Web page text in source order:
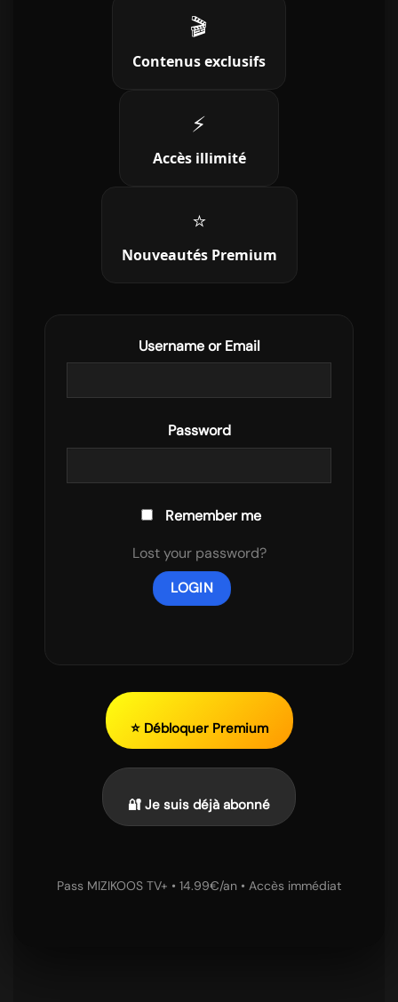
🎬
Contenus exclusifs
⚡
Accès illimité
⭐
Nouveautés Premium
Username or Email
Password
Remember me
Lost your password?
⭐ Débloquer Premium
🔐 Je suis déjà abonné
Pass MIZIKOOS TV+ • 14.99€/an • Accès immédiat